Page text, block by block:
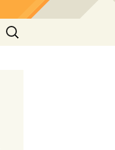
Rechercher :